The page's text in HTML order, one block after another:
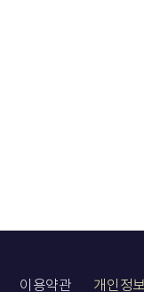
이용약관 개인정